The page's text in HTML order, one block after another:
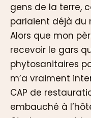
gens de la terre,
parlaient déjà du
Alors que mon
recevoir le gars
phytosanitaires
m’a vraiment
CAP de
embauché à